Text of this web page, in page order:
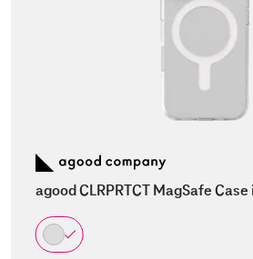
agood CLRPRTCT MagSafe Case